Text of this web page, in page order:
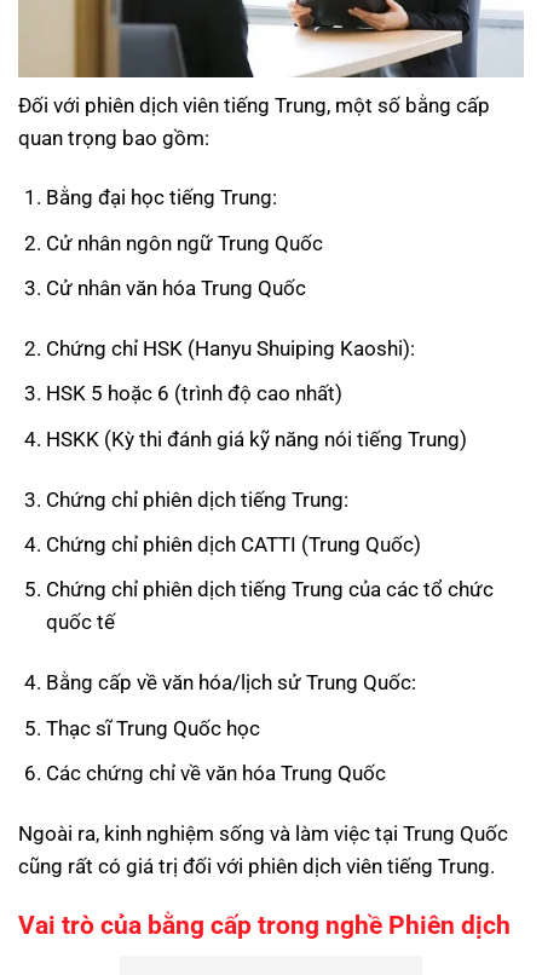
Đối với phiên dịch viên tiếng Trung, một số bằng cấp
quan trọng bao gồm:
Bằng đại học tiếng Trung:
Cử nhân ngôn ngữ Trung Quốc
Cử nhân văn hóa Trung Quốc
Chứng chỉ HSK (Hanyu Shuiping Kaoshi):
HSK 5 hoặc 6 (trình độ cao nhất)
HSKK (Kỳ thi đánh giá kỹ năng nói tiếng Trung)
Chứng chỉ phiên dịch tiếng Trung:
Chứng chỉ phiên dịch CATTI (Trung Quốc)
Chứng chỉ phiên dịch tiếng Trung của các tổ chức
quốc tế
Bằng cấp về văn hóa/lịch sử Trung Quốc:
Thạc sĩ Trung Quốc học
Các chứng chỉ về văn hóa Trung Quốc
Ngoài ra, kinh nghiệm sống và làm việc tại Trung Quốc
cũng rất có giá trị đối với phiên dịch viên tiếng Trung.
Vai trò của bằng cấp trong nghề Phiên dịch